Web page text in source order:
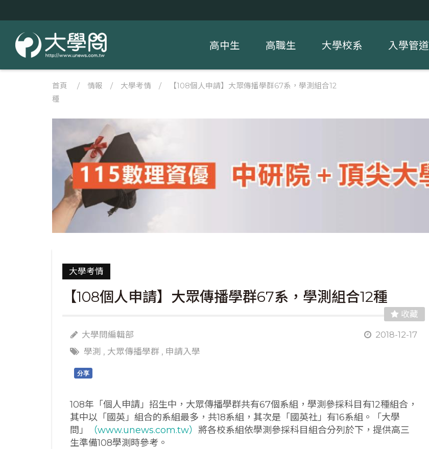
高中生 高職生 大學校系 入學管道
首頁 / 情報 / 大學考情 /
【108個人申請】大眾傳播學群67系，學測組合12
種
大學考情
【108個人申請】大眾傳播學群67系，學測組合12種
收藏
大學問編輯部
2018-12-17
學測 , 大眾傳播學群 , 申請入學
分享
108年「個人申請」招生中，大眾傳播學群共有67個系組，學測參採科目有12種組合，
其中以「國英」組合的系組最多，共18系組，其次是「國英社」有16系組。「大學
問」
（www.unews.com.tw） 將各校系組依學測參採科目組合分列於下，提供高三
生準備108學測時參考。